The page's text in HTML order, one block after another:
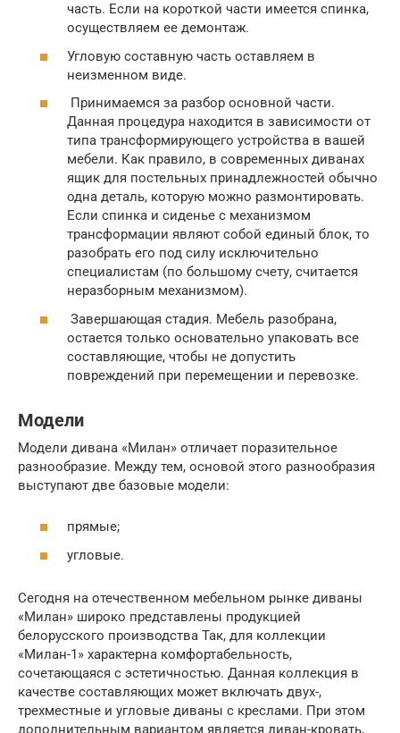
часть. Если на короткой части имеется спинка,
осуществляем ее демонтаж.
Угловую составную часть оставляем в
неизменном виде.
Принимаемся за разбор основной части.
Данная процедура находится в зависимости от
типа трансформирующего устройства в вашей
мебели. Как правило, в современных диванах
ящик для постельных принадлежностей обычно
одна деталь, которую можно размонтировать.
Если спинка и сиденье с механизмом
трансформации являют собой единый блок, то
разобрать его под силу исключительно
специалистам (по большому счету, считается
неразборным механизмом).
Завершающая стадия. Мебель разобрана,
остается только основательно упаковать все
составляющие, чтобы не допустить
повреждений при перемещении и перевозке.
Модели
Модели дивана «Милан» отличает поразительное
разнообразие. Между тем, основой этого разнообразия
выступают две базовые модели:
прямые;
угловые.
Сегодня на отечественном мебельном рынке диваны
«Милан» широко представлены продукцией
белорусского производства Так, для коллекции
«Милан-1» характерна комфортабельность,
сочетающаяся с эстетичностью. Данная коллекция в
качестве составляющих может включать двух-,
трехместные и угловые диваны с креслами. При этом
дополнительным вариантом является диван-кровать,